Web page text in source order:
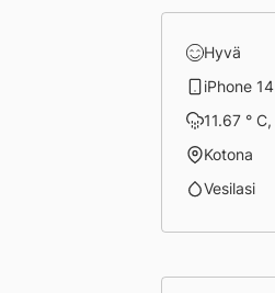
Hyvä
iPhone
11.67 °
Kotona
Vesilasi
Päivä